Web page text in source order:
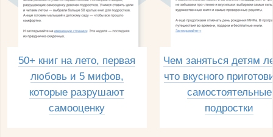
50+ книг на лето, первая
любовь и 5 мифов,
которые разрушают
самооценку
Чем заняться детям
что вкусного
самостоятельные
подростки